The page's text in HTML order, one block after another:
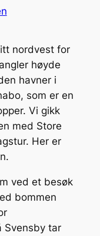
nordvest for
høyde
havner i
som er en
Vi gikk
med Store
Her er
ved et besøk
bommen
Svensby tar